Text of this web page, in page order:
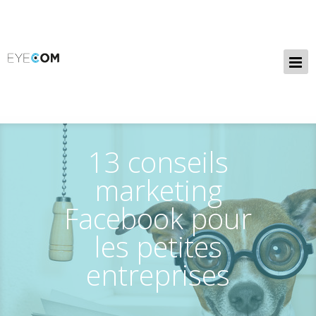
13 conseils
marketing
Facebook pour
les petites
entreprises